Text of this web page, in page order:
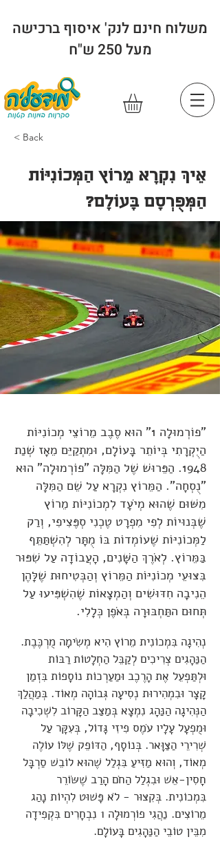
משלוח חינם לנק' איסוף ברכישה
מעל 250 ש"ח
< Back
אֵיךְ נִקְרָא מֵרוֹץ הַמְּכוֹנִיּוֹת
הַמְּפֻרְסָם בָּעוֹלָם?
"פוֹרְמוּלָה 1" הוּא סֶבֶב מֵרוֹצֵי מְכוֹנִיּוֹת
הַיֻקְרָתִי בְּיוֹתֵר בָּעוֹלָם, וּמִתְקַיֵּם מֵאָז שְׁנַת
1948. הַפֵּרוּשׁ שֶׁל הַמִּלָּה "פוֹרְמוּלָה" הוּא
"נֻסְחָה". הַמֵּרוֹץ נִקְרָא עַל שֵׁם הַמִּלָּה
מִשּׁוּם שֶׁהוּא מְיֹעָד לִמְכוֹנִיּוֹת מֵרוֹץ
שֶׁבְּנוּיוֹת לְפִי מִפְרָט טֶכְנִי סְפֶּצִיפִי, וְרַק
לַמְּכוֹנִיּוֹת שֶׁעוֹמְדוֹת בּוֹ מֻתָּר לְהִשְׁתַּתֵּף
בַּמֵּרוֹץ. לְאֹרֶךְ הַשָּׁנִים, הָעֲבוֹדָה עַל שִׁפּוּר
בִּצּוּעֵי מְכוֹנִיּוֹת הַמֵּרוֹץ וְהַבְּטִיחוּת שֶׁלָּהֶן
הֵנִיבָה חִדּוּשִׁים וְהַמְצָאוֹת שֶׁהִשְׁפִּיעוּ עַל
תְּחוּם התַּחְבּוּרָה בְּאֹפֶן כְּלָלִי.
נְהִיגָה בִּמְכוֹנִית מֵרוֹץ הִיא מְשִׂימָה מֻרְכֶּבֶת.
הַנַּהָגִים צְרִיכִים לְקַבֵּל הַחְלָטוֹת רַבּוֹת
וּלְתַּפְעֵל אֶת הָרֶכֶב וּמַעַרְכוֹת נוֹסָפוֹת בִּזְמַן
קָצָר וּבִמְהִירוּת נְסִיעָה גְּבוֹהָה מְאוֹד. בְּמַהֲלַךְ
הַנְּהִיגָה הַנַּהָג נִמְצָא בְּמַצַּב הַקָּרוֹב לִשְׁכִיבָה
וּמֻפְעָל עָלָיו עֹמֶס פִיזִי גָּדוֹל, בְּעִקָּר עַל
שְׁרִירֵי הַצַּוָּאר. בְּנוֹסָף, הַדּוֹפֵק שֶׁלּוֹ עוֹלֶה
מְאוֹד, וְהוּא מַזִּיעַ בִּגְלַל שֶׁהוּא לוֹבֵשׁ סַרְבָּל
חָסִין-אֵשׁ וּבִגְלַל הַחֹם הָרַב שֶׁשּׂוֹרֵר
בִּמְכוֹנִית. בְּקִצּוּר - לֹא פָּשׁוּט לִהְיוֹת נָהַג
מֵרוֹצִים. נַהֲגִי פוֹרְמוּלָה 1 נִבְחָרִים בִּקְפִידָה
מִבֵּין טוֹבֵי הַנַּהָגִים בָּעוֹלָם.